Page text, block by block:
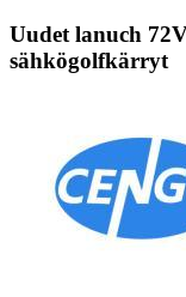
Uudet lanuch
sähkögolfkärryt